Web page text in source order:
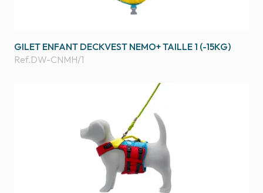
GILET ENFANT DECKVEST NEMO+ TAILLE 1 (-15KG)
Ref.DW-CNMH/1